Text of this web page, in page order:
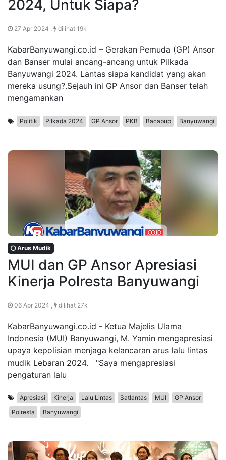
2024, Untuk Siapa?
27 Apr 2024 , dilihat 19k
KabarBanyuwangi.co.id – Gerakan Pemuda (GP) Ansor
dan Banser mulai ancang-ancang untuk Pilkada
Banyuwangi 2024. Lantas siapa kandidat yang akan
mereka usung?.Sejauh ini GP Ansor dan Banser telah
mengamankan
Politik Pilkada 2024 GP Ansor PKB Bacabup Banyuwangi
Arus Mudik
MUI dan GP Ansor Apresiasi
Kinerja Polresta Banyuwangi
06 Apr 2024 , dilihat 27k
KabarBanyuwangi.co.id - Ketua Majelis Ulama
Indonesia (MUI) Banyuwangi, M. Yamin mengapresiasi
upaya kepolisian menjaga kelancaran arus lalu lintas
mudik Lebaran 2024. "Saya mengapresiasi
pengaturan lalu
Apresiasi Kinerja Lalu Lintas Satlantas MUI
GP Ansor
Polresta
Banyuwangi